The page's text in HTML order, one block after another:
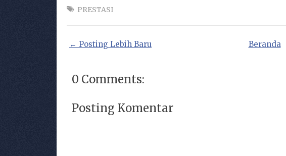
PRESTASI
← Posting Lebih Baru Beranda
0 Comments:
Posting Komentar